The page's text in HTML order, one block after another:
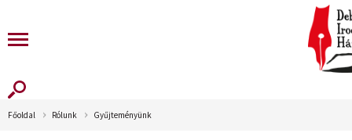
Főoldal Rólunk Gyűjteményünk